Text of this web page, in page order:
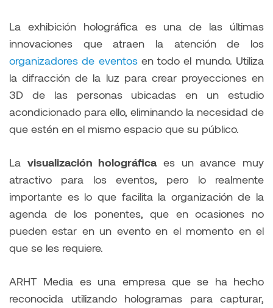
La exhibición holográfica es una de las últimas
innovaciones que atraen la atención de los
organizadores de eventosen todo el mundo. Utiliza
la difracción de la luz para crear proyecciones en
3D de las personas ubicadas en un estudio
acondicionado para ello, eliminando la necesidad de
que estén en el mismo espacio que su público.
La visualización holográfica es un avance muy
atractivo para los eventos, pero lo realmente
importante es lo que facilita la organización de la
agenda de los ponentes, que en ocasiones no
pueden estar en un evento en el momento en el
que se les requiere.
ARHT Media es una empresa que se ha hecho
reconocida utilizando hologramas para capturar,